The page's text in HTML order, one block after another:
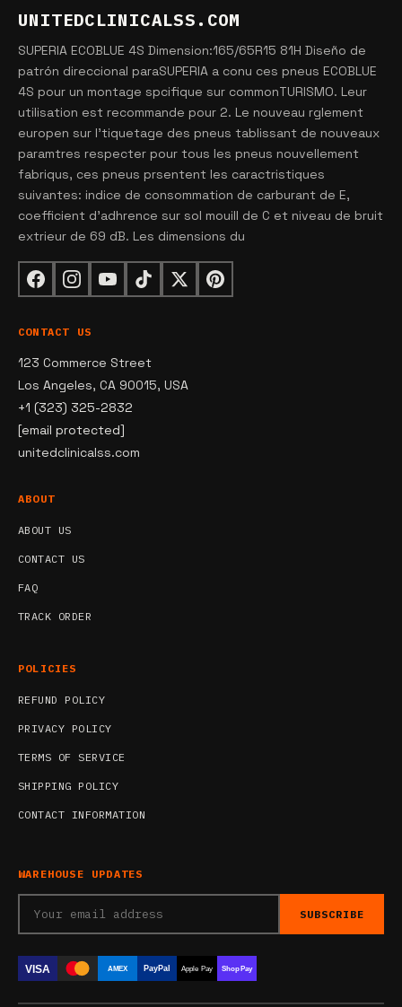
UNITEDCLINICALSS.COM
SUPERIA ECOBLUE 4S Dimension:165/65R15 81H Diseño de
patrón direccional paraSUPERIA a conu ces pneus ECOBLUE
4S pour un montage spcifique sur commonTURISMO. Leur
utilisation est recommande pour 2. Le nouveau rglement
europen sur l'tiquetage des pneus tablissant de nouveaux
paramtres respecter pour tous les pneus nouvellement
fabriqus, ces pneus prsentent les caractristiques
suivantes: indice de consommation de carburant de E,
coefficient d'adhrence sur sol mouill de C et niveau de bruit
extrieur de 69 dB. Les dimensions du
CONTACT US
123 Commerce Street
Los Angeles, CA 90015, USA
+1 (323) 325-2832
[email protected]
unitedclinicalss.com
ABOUT
ABOUT US
CONTACT US
FAQ
TRACK ORDER
POLICIES
REFUND POLICY
PRIVACY POLICY
TERMS OF SERVICE
SHIPPING POLICY
CONTACT INFORMATION
WAREHOUSE UPDATES
SUBSCRIBE
VISA AMEX PayPal Apple Pay Shop Pay